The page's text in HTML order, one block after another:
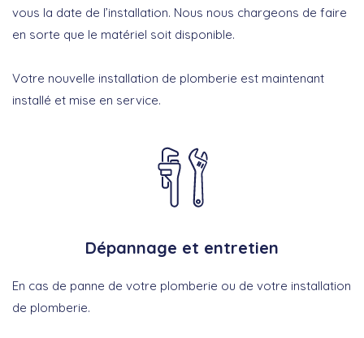
vous la date de l’installation. Nous nous chargeons de faire
en sorte que le matériel soit disponible.
Votre nouvelle installation de plomberie est maintenant
installé et mise en service.
Dépannage et entretien
En cas de panne de votre plomberie ou de votre installation
de plomberie.